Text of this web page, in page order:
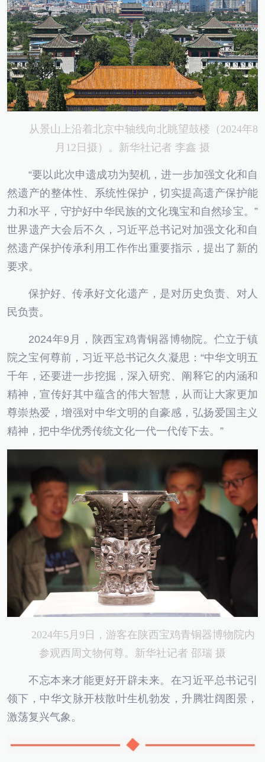
从景山上沿着北京中轴线向北眺望鼓楼（2024年8
月12日摄）。新华社记者 李鑫 摄
“要以此次申遗成功为契机，进一步加强文化和自
然遗产的整体性、系统性保护，切实提高遗产保护能
力和水平，守护好中华民族的文化瑰宝和自然珍宝。”
世界遗产大会后不久，习近平总书记对加强文化和自
然遗产保护传承利用工作作出重要指示，提出了新的
要求。
保护好、传承好文化遗产，是对历史负责、对人
民负责。
2024年9月，陕西宝鸡青铜器博物院。伫立于镇
院之宝何尊前，习近平总书记久久凝思：“中华文明五
千年，还要进一步挖掘，深入研究、阐释它的内涵和
精神，宣传好其中蕴含的伟大智慧，从而让大家更加
尊崇热爱，增强对中华文明的自豪感，弘扬爱国主义
精神，把中华优秀传统文化一代一代传下去。”
2024年5月9日，游客在陕西宝鸡青铜器博物院内
参观西周文物何尊。新华社记者 邵瑞 摄
不忘本来才能更好开辟未来。在习近平总书记引
领下，中华文脉开枝散叶生机勃发，升腾壮阔图景，
激荡复兴气象。